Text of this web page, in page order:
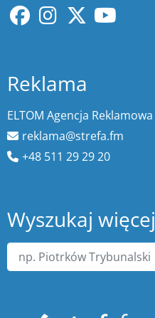
Reklama
ELTOM Agencja Reklamowa
reklama@strefa.fm
+48 511 29 29 20
Wyszukaj więcej